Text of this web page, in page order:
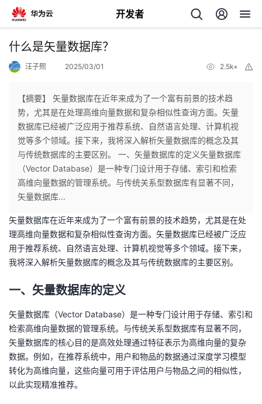
开发者
返
个
人
主
页
我
的
开
发
我
的
博
我
的
我
什么是矢量数据库？
汪子熙 2025/03/01 2.5k+
【摘要】 矢量数据库在近年来成为了一个富有前景的技术趋
势，尤其是在处理高维向量数据和复杂相似性查询方面。矢量
数据库已经被广泛应用于推荐系统、自然语言处理、计算机视
觉等多个领域。接下来，我将深入解析矢量数据库的概念及其
与传统数据库的主要区别。 一、矢量数据库的定义矢量数据库
（Vector Database）是一种专门设计用于存储、索引和检索
高维向量数据的管理系统。与传统关系型数据库有显著不同，
矢量数据库...
矢量数据库在近年来成为了一个富有前景的技术趋势，尤其是在处
理高维向量数据和复杂相似性查询方面。矢量数据库已经被广泛应
用于推荐系统、自然语言处理、计算机视觉等多个领域。接下来，
我将深入解析矢量数据库的概念及其与传统数据库的主要区别。
一、矢量数据库的定义
矢量数据库（Vector Database）是一种专门设计用于存储、索引和
检索高维向量数据的管理系统。与传统关系型数据库有显著不同，
矢量数据库的核心目的是高效处理通过特征表示为高维向量的复杂
数据。例如，在推荐系统中，用户和物品的数据通过深度学习模型
转化为高维向量，这些向量可用于评估用户与物品之间的相似性，
以此实现精准推荐。